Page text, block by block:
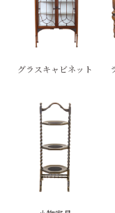
グラスキャビネット